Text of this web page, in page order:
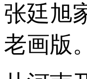
张廷旭
老画版。